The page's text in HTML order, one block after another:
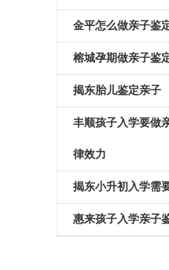
金平怎么做亲子鉴
榕城孕期做亲子鉴
揭东胎儿鉴定亲子
丰顺孩子入学要做
律效力
揭东小升初入学需
惠来孩子入学亲子